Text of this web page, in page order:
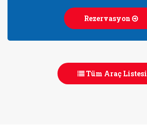
Rezervasyon
Tüm Araç Listesi